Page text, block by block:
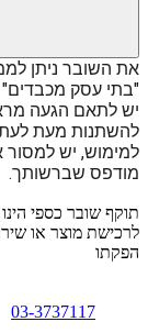
מודפס שברשותך.
הפקתו
03-3737117